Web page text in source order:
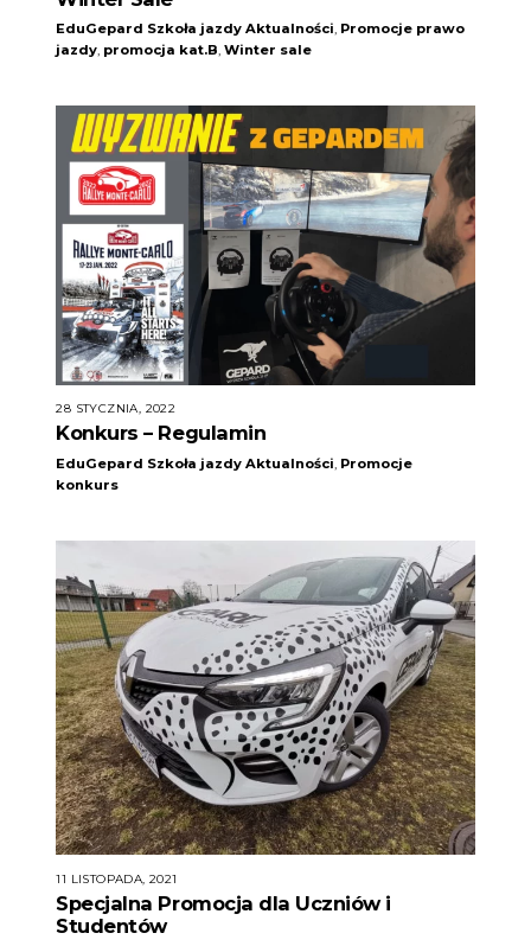
EduGepard Szkoła jazdy Aktualności, Promocje prawo
jazdy, promocja kat.B,Winter sale
28 STYCZNIA, 2022
Konkurs – Regulamin
EduGepard Szkoła jazdy Aktualności, Promocje
konkurs
11 LISTOPADA, 2021
Specjalna Promocja dla Uczniów i
Studentów